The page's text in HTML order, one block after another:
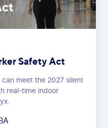
Safety Act
can meet the 2027 silent
real-time indoor